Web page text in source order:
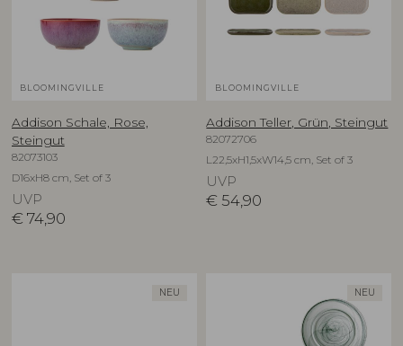
BLOOMINGVILLE
Addison Schale, Rose,
Steingut
82073103
D16xH8 cm, Set of 3
UVP
€ 74,90
BLOOMINGVILLE
Addison Teller, Grün, Steingut
82072706
L22,5xH1,5xW14,5 cm, Set of 3
UVP
€ 54,90
NEU NEU